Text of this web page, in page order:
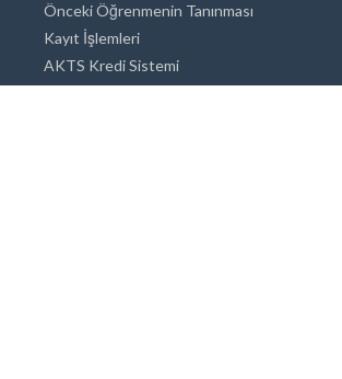
Önceki Öğrenmenin Tanınması
Kayıt İşlemleri
AKTS Kredi Sistemi